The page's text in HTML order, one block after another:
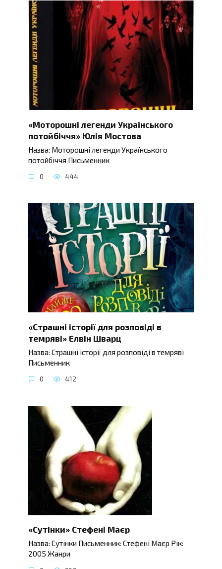
«Моторошні легенди Українського
потойбіччя» Юлія Мостова
Назва: Моторошні легенди Українського
потойбіччя Письменник
0 444
«Страшні історії для розповіді в
темряві» Елвін Шварц
Назва: Страшні історії для розповіді в темряві
Письменник
0 412
«Сутінки» Стефені Маєр
Назва: Сутінки Письменник: Стефені Маєр Рік:
2005 Жанри